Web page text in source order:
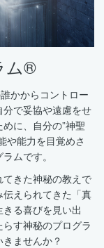
ム®
かからコントロー
で妥協や遠慮をせ
に、自分の”神聖
や能力を目覚めさ
ムです。
きた神秘の教えで
えられてきた「真
る喜びを見い出
す神秘のプログラ
ませんか？